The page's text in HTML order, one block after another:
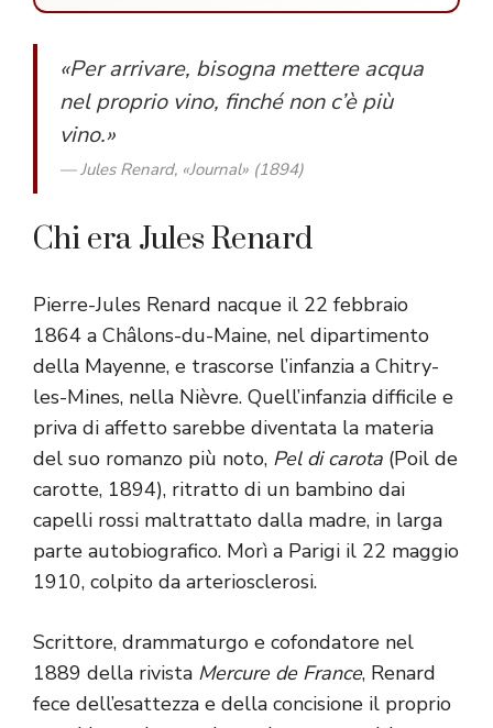
«Per arrivare, bisogna mettere acqua
nel proprio vino, finché non c’è più
vino.»
— Jules Renard, «Journal» (1894)
Chi era Jules Renard
Pierre-Jules Renard nacque il 22 febbraio
1864 a Châlons-du-Maine, nel dipartimento
della Mayenne, e trascorse l’infanzia a Chitry-
les-Mines, nella Nièvre. Quell’infanzia difficile e
priva di affetto sarebbe diventata la materia
del suo romanzo più noto, Pel di carota (Poil de
carotte, 1894), ritratto di un bambino dai
capelli rossi maltrattato dalla madre, in larga
parte autobiografico. Morì a Parigi il 22 maggio
1910, colpito da arteriosclerosi.
Scrittore, drammaturgo e cofondatore nel
1889 della rivista Mercure de France, Renard
fece dell’esattezza e della concisione il proprio